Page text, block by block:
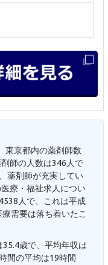
東京都内の薬剤師数
師の人数は346人で
薬剤師が充実してい
療・福祉求人につい
人で、これは平成
需要は落ち着いたこ
歳で、平均年収は
間の平均は19時間